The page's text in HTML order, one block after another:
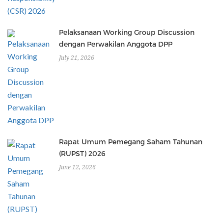
Pelaksanaan Working Group Discussion
dengan Perwakilan Anggota DPP
July 21, 2026
Rapat Umum Pemegang Saham Tahunan
(RUPST) 2026
June 12, 2026